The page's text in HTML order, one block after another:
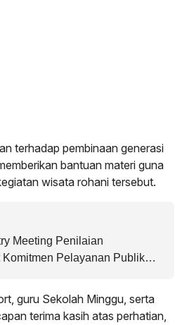
terhadap pembinaan generasi
bantuan materi guna
wisata rohani tersebut.
Meeting Penilaian
Pelayanan Publik
guru Sekolah Minggu, serta
terima kasih atas perhatian,